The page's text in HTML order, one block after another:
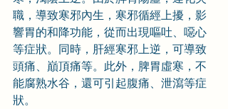
職，導致寒邪內生，寒邪循經上擾，影
響胃的和降功能，從而出現嘔吐、噁心
等症狀。同時，肝經寒邪上逆，可導致
頭痛、巔頂痛等。此外，脾胃虛寒，不
能腐熟水谷，還可引起腹痛、泄瀉等症
狀。